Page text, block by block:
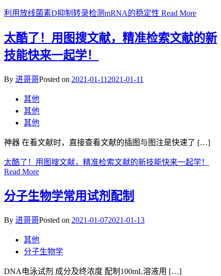
利用放线菌素D抑制转录检测mRNA的稳定性 Read More
太酷了！用图搜文献，精准检索文献的新
技能快来一起学！
By 进哥哥Posted on 2021-01-11 2021-01-11
其他
其他
其他
神器 在看文献时，直接查看文献的插图与图注是快速了 […]
太酷了！用图搜文献，精准检索文献的新技能快来一起学！
Read More
分子生物学常用试剂配制
By 进哥哥Posted on 2021-01-072021-01-13
其他
分子生物学
DNA电泳试剂 成分及终浓度 配制100mL溶液用 […]